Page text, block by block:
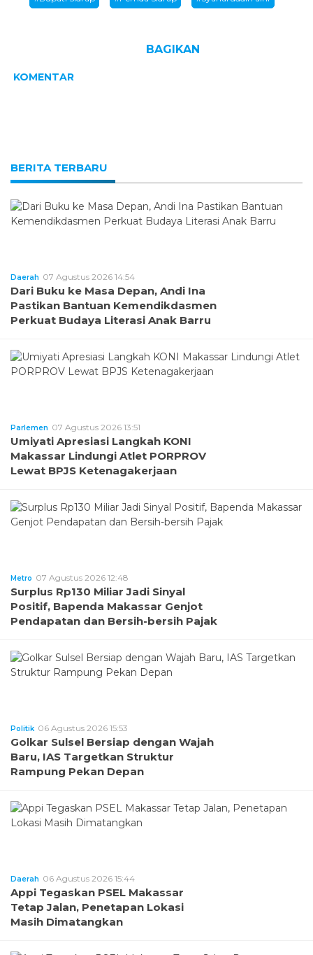
BAGIKAN
KOMENTAR
BERITA TERBARU
Daerah 07 Agustus 2026 14:54
Dari Buku ke Masa Depan, Andi Ina
Pastikan Bantuan Kemendikdasmen
Perkuat Budaya Literasi Anak Barru
Parlemen 07 Agustus 2026 13:51
Umiyati Apresiasi Langkah KONI
Makassar Lindungi Atlet PORPROV
Lewat BPJS Ketenagakerjaan
Metro 07 Agustus 2026 12:48
Surplus Rp130 Miliar Jadi Sinyal
Positif, Bapenda Makassar Genjot
Pendapatan dan Bersih-bersih Pajak
Politik 06 Agustus 2026 15:53
Golkar Sulsel Bersiap dengan Wajah
Baru, IAS Targetkan Struktur
Rampung Pekan Depan
Daerah 06 Agustus 2026 15:44
Appi Tegaskan PSEL Makassar
Tetap Jalan, Penetapan Lokasi
Masih Dimatangkan